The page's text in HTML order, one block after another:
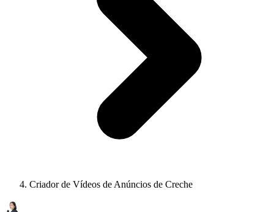
Criador de Vídeos de Anúncios de Creche